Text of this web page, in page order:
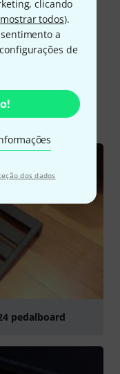
clicando
mostrar todos).
a
de
dos dados
Downloads
pedalboard